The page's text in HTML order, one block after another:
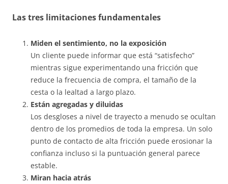
Las tres limitaciones fundamentales
Miden el sentimiento, no la exposición
Un cliente puede informar que está “satisfecho”
mientras sigue experimentando una fricción que
reduce la frecuencia de compra, el tamaño de la
cesta o la lealtad a largo plazo.
Están agregadas y diluidas
Los desgloses a nivel de trayecto a menudo se ocultan
dentro de los promedios de toda la empresa. Un solo
punto de contacto de alta fricción puede erosionar la
confianza incluso si la puntuación general parece
estable.
Miran hacia atrás